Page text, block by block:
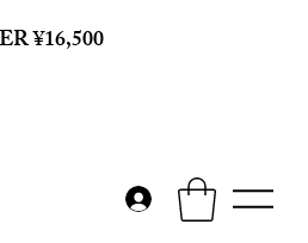
¥16,500